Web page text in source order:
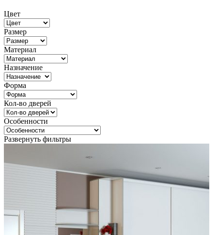
Цвет
Размер
Материал
Назначение
Форма
Кол-во дверей
Особенности
Развернуть фильтры